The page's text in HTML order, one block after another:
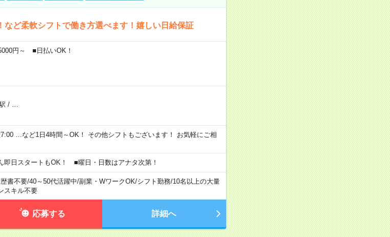
など柔軟シフトで働き方選べます！嬉しい日給保証
円～ ■日払いOK！
/
…など1日4時間～OK！ その他シフトもございます！ お気軽にご相
日スタートもOK！ ■曜日・日数はアナタ次第！
書不要/40～50代活躍中/副業・WワークOK/シフト勤務/10名以上の大量
スキル不要
応募する 詳細へ